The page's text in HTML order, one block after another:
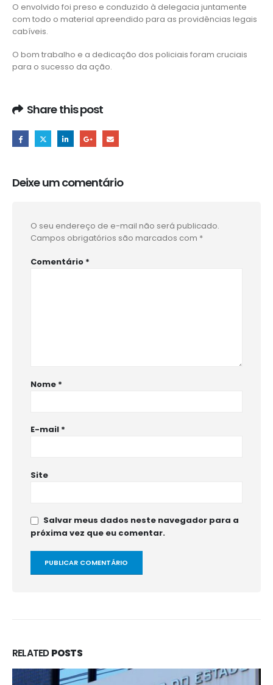
O envolvido foi preso e conduzido à delegacia juntamente
com todo o material apreendido para as providências legais
cabíveis.
O bom trabalho e a dedicação dos policiais foram cruciais
para o sucesso da ação.
Share this post
Deixe um comentário
O seu endereço de e-mail não será publicado.
Campos obrigatórios são marcados com *
Comentário *
Nome *
E-mail *
Site
Salvar meus dados neste navegador para a
próxima vez que eu comentar.
RELATEDPOSTS